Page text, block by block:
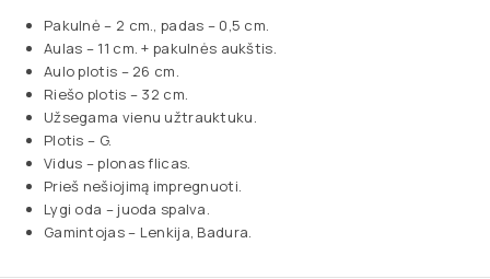
Pakulnė – 2 cm., padas – 0,5 cm.
Aulas – 11 cm. + pakulnės aukštis.
Aulo plotis – 26 cm.
Riešo plotis – 32 cm.
Užsegama vienu užtrauktuku.
Plotis – G.
Vidus – plonas flicas.
Prieš nešiojimą impregnuoti.
Lygi oda – juoda spalva.
Gamintojas – Lenkija, Badura.